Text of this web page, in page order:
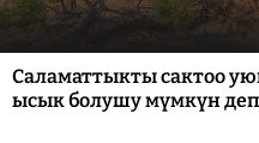
Саламаттыкты сактоо
ысык болушу мүмкүн деп